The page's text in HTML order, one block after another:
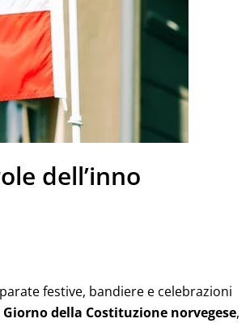
dell’inno
festive, bandiere e celebrazioni
Giorno della Costituzione norvegese,